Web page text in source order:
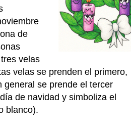
de
velas
velas se prenden el primero,
se prende el tercer
de navidad y simboliza el
blanco).